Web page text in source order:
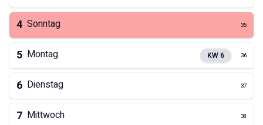
4 Sonntag 35
5 Montag KW 6 36
6 Dienstag 37
7 Mittwoch 38